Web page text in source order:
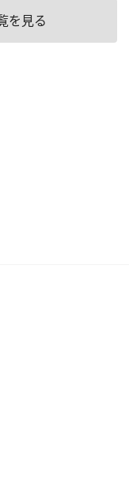
を見る